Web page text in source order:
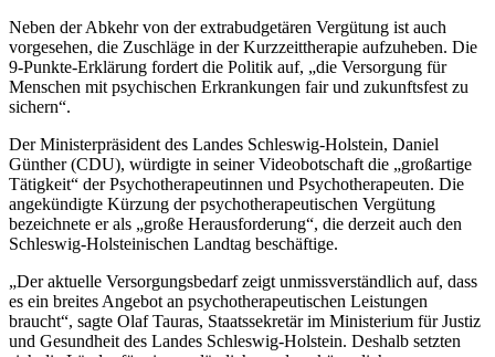
Neben der Abkehr von der extrabudgetären Vergütung ist auch
vorgesehen, die Zuschläge in der Kurzzeittherapie aufzuheben. Die
9-Punkte-Erklärung fordert die Politik auf, „die Versorgung für
Menschen mit psychischen Erkrankungen fair und zukunftsfest zu
sichern“.
Der Ministerpräsident des Landes Schleswig-Holstein, Daniel
Günther (CDU), würdigte in seiner Videobotschaft die „großartige
Tätigkeit“ der Psychotherapeutinnen und Psychotherapeuten. Die
angekündigte Kürzung der psychotherapeutischen Vergütung
bezeichnete er als „große Herausforderung“, die derzeit auch den
Schleswig-Holsteinischen Landtag beschäftige.
„Der aktuelle Versorgungsbedarf zeigt unmissverständlich auf, dass
es ein breites Angebot an psychotherapeutischen Leistungen
braucht“, sagte Olaf Tauras, Staatssekretär im Ministerium für Justiz
und Gesundheit des Landes Schleswig-Holstein. Deshalb setzten